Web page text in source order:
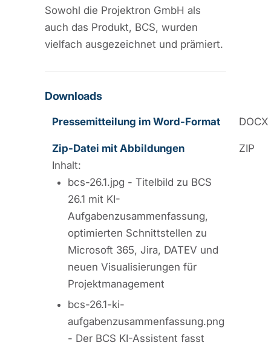
Sowohl die Projektron GmbH als
auch das Produkt, BCS, wurden
vielfach ausgezeichnet und prämiert.
Downloads
Pressemitteilung im Word-Format DOCX
Zip-Datei mit Abbildungen
Inhalt:
bcs-26.1.jpg - Titelbild zu BCS
26.1 mit KI-
Aufgabenzusammenfassung,
optimierten Schnittstellen zu
Microsoft 365, Jira, DATEV und
neuen Visualisierungen für
Projektmanagement
bcs-26.1-ki-
aufgabenzusammenfassung.png
- Der BCS KI-Assistent fasst
ZIP